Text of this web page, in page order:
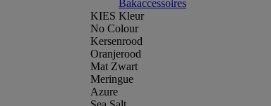
Bakaccessoires
KIES Kleur
No Colour
Kersenrood
Oranjerood
Mat Zwart
Meringue
Azure